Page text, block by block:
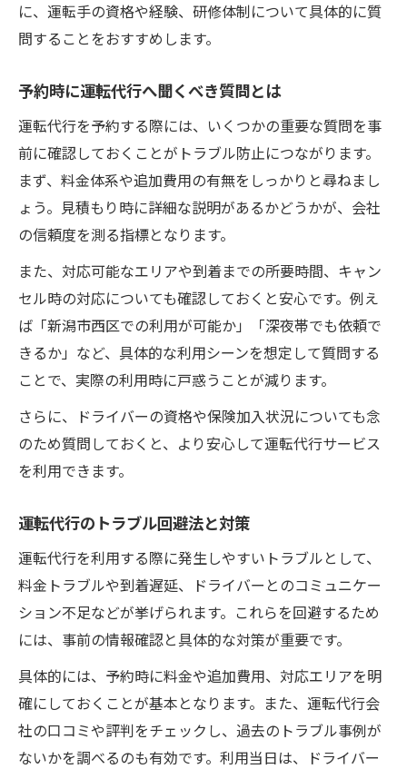
に、運転手の資格や経験、研修体制について具体的に質
問することをおすすめします。
予約時に運転代行へ聞くべき質問とは
運転代行を予約する際には、いくつかの重要な質問を事
前に確認しておくことがトラブル防止につながります。
まず、料金体系や追加費用の有無をしっかりと尋ねまし
ょう。見積もり時に詳細な説明があるかどうかが、会社
の信頼度を測る指標となります。
また、対応可能なエリアや到着までの所要時間、キャン
セル時の対応についても確認しておくと安心です。例え
ば「新潟市西区での利用が可能か」「深夜帯でも依頼で
きるか」など、具体的な利用シーンを想定して質問する
ことで、実際の利用時に戸惑うことが減ります。
さらに、ドライバーの資格や保険加入状況についても念
のため質問しておくと、より安心して運転代行サービス
を利用できます。
運転代行のトラブル回避法と対策
運転代行を利用する際に発生しやすいトラブルとして、
料金トラブルや到着遅延、ドライバーとのコミュニケー
ション不足などが挙げられます。これらを回避するため
には、事前の情報確認と具体的な対策が重要です。
具体的には、予約時に料金や追加費用、対応エリアを明
確にしておくことが基本となります。また、運転代行会
社の口コミや評判をチェックし、過去のトラブル事例が
ないかを調べるのも有効です。利用当日は、ドライバー